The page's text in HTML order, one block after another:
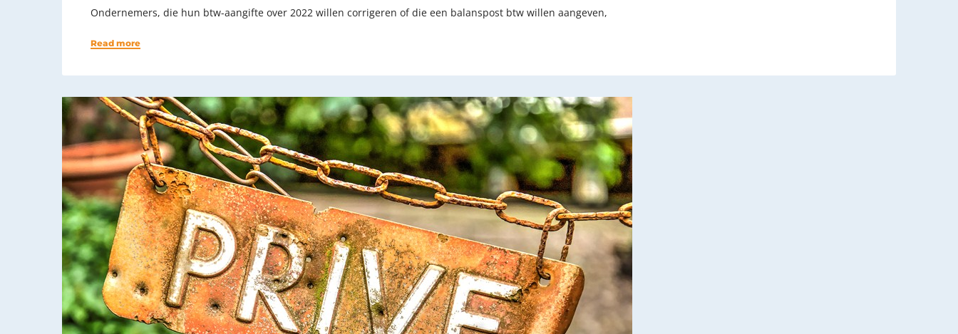
Ondernemers, die hun btw-aangifte over 2022 willen corrigeren of die een balanspost btw willen aangeven,
Read more